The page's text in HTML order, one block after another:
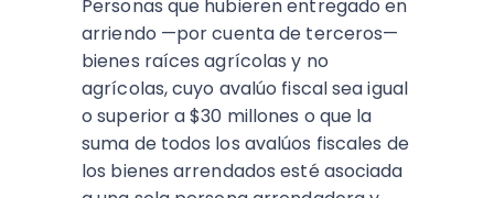
Personas que hubieren entregado en
arriendo —por cuenta de terceros—
bienes raíces agrícolas y no
agrícolas, cuyo avalúo fiscal sea igual
o superior a $30 millones o que la
suma de todos los avalúos fiscales de
los bienes arrendados esté asociada